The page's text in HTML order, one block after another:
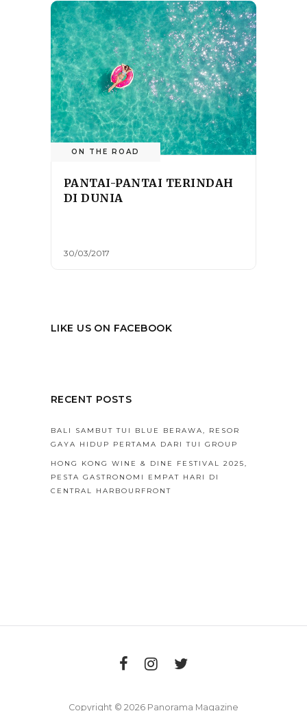
ON THE ROAD
PANTAI-PANTAI TERINDAH
DI DUNIA
30/03/2017
LIKE US ON FACEBOOK
RECENT POSTS
BALI SAMBUT TUI BLUE BERAWA, RESOR
GAYA HIDUP PERTAMA DARI TUI GROUP
HONG KONG WINE & DINE FESTIVAL 2025,
PESTA GASTRONOMI EMPAT HARI DI
CENTRAL HARBOURFRONT
Copyright © 2026 Panorama Magazine